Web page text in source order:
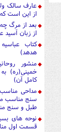
عارف سالک
از این است که
بعد از مرگ
از زبان
کتاب
هدهد)
منشور
خمینی(ره)
کامل آن)
مداحی
سنج مناسب
طبل و سنج
نوحه های
قسمت اول